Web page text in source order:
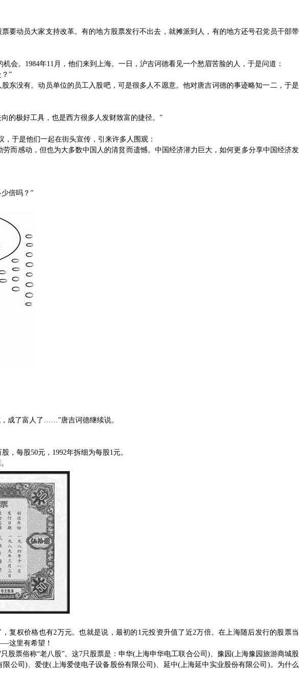
要动员大家支持改革。有的地方股票发行不出去，就摊派到人，有的地方还号召党员干部带
会。 1984年11 月，他们来到上海。一日，沪吉诃德看见一个愁眉苦脸的人，于是问道：
”
东没有。动员单位的员工入股吧，可是很多人不愿意。他对唐吉诃德的事迹略知一二，于是
的极好工具，也是西方很多人发财致富的捷径。”
于是他们一起在街头宣传，引来许多人围观：
而感动，但也为大多数中国人的清贫而遗憾。中国经济潜力巨大，如何更多分享中国经济发
倍吗？”
成了富人了 ……”唐吉诃德继续说。
股，每股50元， 1992年拆细为每股1元。
复权价格也有2万元。也就是说，最初的 1 元投资升值了近2万倍。在上海随后发行的股票当
这里有希望！
只股票俗称“老八股”。这7只股票是：申华( 上海申华电工联合公司 ) 、豫园 (上海豫园旅游商城股
限公司 ) 、爱使( 上海爱使电子设备股份有限公司) 、延中(上海延中实业股份有限公司 ) 。为什么